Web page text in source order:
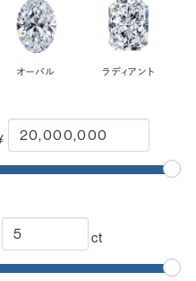
オーバル ラディアント
ct